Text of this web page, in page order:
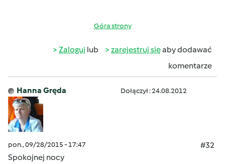
Góra strony
Zaloguj lub zarejestruj sięaby dodawać
komentarze
Hanna Gręda Dołączył : 24.08.2012
pon., 09/28/2015 - 17:47
#32
Spokojnej nocy